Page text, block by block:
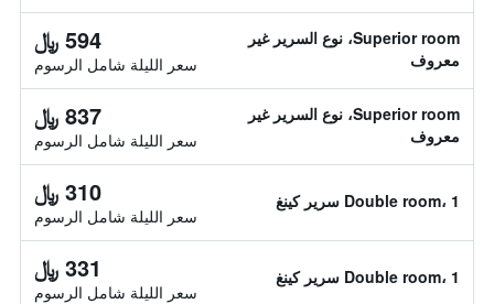
Superior room، نوع السرير غير
معروف
594 ﷼
سعر الليلة شامل الرسوم
Superior room، نوع السرير غير
معروف
837 ﷼
سعر الليلة شامل الرسوم
Double room، 1 سرير كينغ 310 ﷼
سعر الليلة شامل الرسوم
Double room، 1 سرير كينغ 331 ﷼
سعر الليلة شامل الرسوم